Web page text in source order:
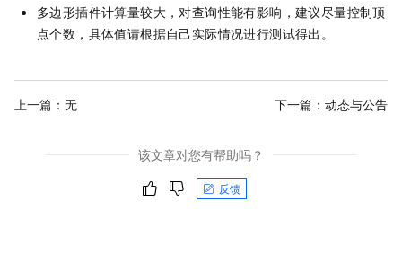
多边形插件计算量较大，对查询性能有影响，建议尽量控制顶
点个数，具体值请根据自己实际情况进行测试得出。
上一篇：无 下一篇： 动态与公告
该文章对您有帮助吗？
反馈